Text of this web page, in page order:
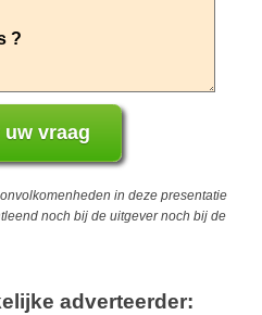
in deze presentatie
noch bij de uitgever noch bij de
adverteerder: